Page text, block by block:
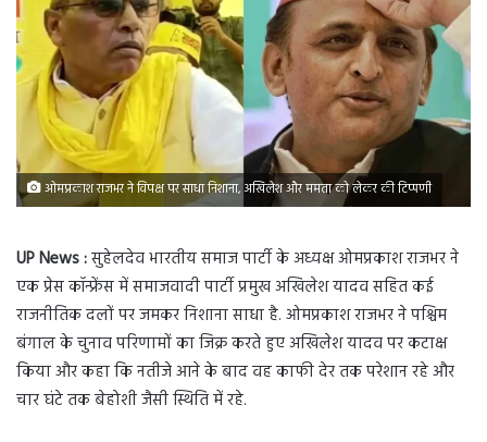
ओमप्रकाश राजभर ने विपक्ष पर साधा निशाना, अखिलेश और ममता को लेकर की टिप्पणी
UP News :सुहेलदेव भारतीय समाज पार्टी के अध्यक्ष ओमप्रकाश राजभर ने
एक प्रेस कॉन्फ्रेंस में समाजवादी पार्टी प्रमुख अखिलेश यादव सहित कई
राजनीतिक दलों पर जमकर निशाना साधा है. ओमप्रकाश राजभर ने पश्चिम
बंगाल के चुनाव परिणामों का जिक्र करते हुए अखिलेश यादव पर कटाक्ष
किया और कहा कि नतीजे आने के बाद वह काफी देर तक परेशान रहे और
चार घंटे तक बेहोशी जैसी स्थिति में रहे.